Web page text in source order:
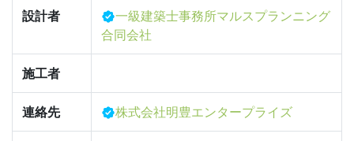
設計者
一級建築士事務所マルスプランニング
合同会社
施工者
連絡先 株式会社明豊エンタープライズ